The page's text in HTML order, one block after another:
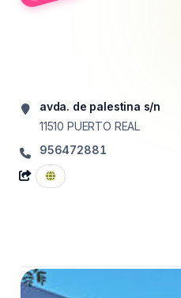
avda. de palestina s/n
11510 PUERTO REAL
956472881